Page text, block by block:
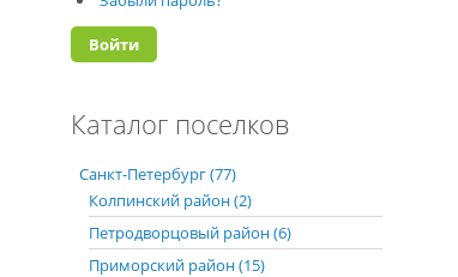
Каталог поселков
Санкт-Петербург (77)
Колпинский район (2)
Петродворцовый район (6)
Приморский район (15)